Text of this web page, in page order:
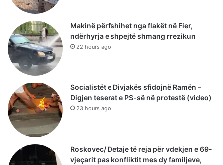
Makinë përfshihet nga flakët në Fier,
ndërhyrja e shpejtë shmang rrezikun
22 hours ago
Socialistët e Divjakës sfidojnë Ramën –
Digjen teserat e PS-së në protestë (video)
23 hours ago
Roskovec/ Detaje të reja për vdekjen e 69-
vjeçarit pas konfliktit mes dy familjeve,